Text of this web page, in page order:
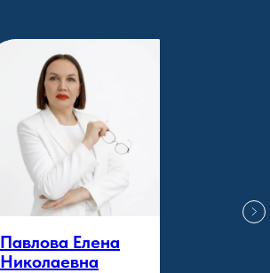
Павлова Елена
Николаевна